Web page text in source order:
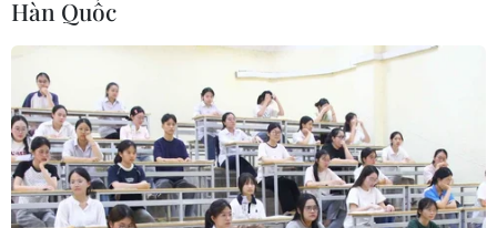
tăng sức ép đối với ngành ôtô toàn
cầu
20/07/2026 23:54
Giá xe điện tại Đức giảm xuống tiệm
cận xe xăng
20/07/2026 15:45
Hàn Quốc